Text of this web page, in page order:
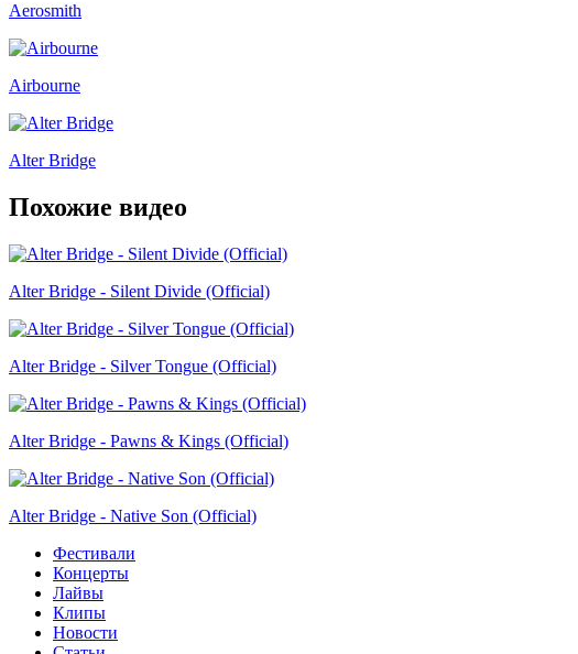
Aerosmith
Airbourne
Alter Bridge
Похожие видео
Alter Bridge - Silent Divide (Official)
Alter Bridge - Silver Tongue (Official)
Alter Bridge - Pawns & Kings (Official)
Alter Bridge - Native Son (Official)
Фестивали
Концерты
Лайвы
Клипы
Новости